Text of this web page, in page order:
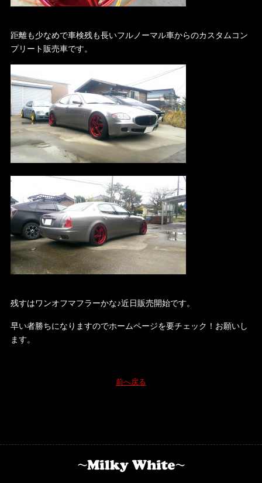
距離も少なめで車検残も長いフルノーマル車からのカスタムコン
プリート販売車です。
残すはワンオフマフラーかな♪近日販売開始です。
早い者勝ちになりますのでホームページを要チェック！お願いし
ます。
前へ戻る